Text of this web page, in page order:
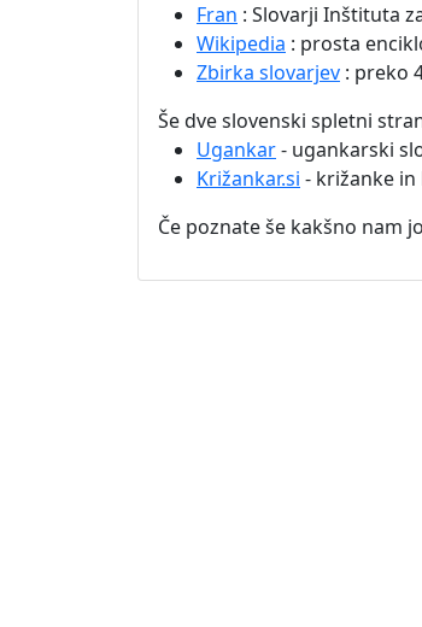
Fran : Slovarji Inštituta
Wikipedia : prosta
Zbirka slovarjev : preko
Še dve slovenski spletni
Ugankar- ugankarski
Križankar.si - križanke in
Če poznate še kakšno nam